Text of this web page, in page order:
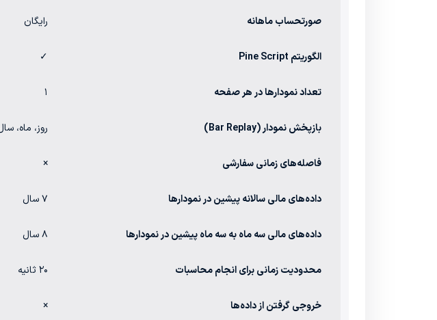
صورتحساب ماهانه رایگان
الگوریتم Pine Script ✓
تعداد نمودارها در هر صفحه ۱
بازپخش نمودار (Bar Replay) روز، ماه،
فاصله‌های زمانی سفارشی ×
داده‌های مالی سالانه پیشین در نمودارها ۷ سال
داده‌های مالی سه ماه به سه ماه پیشین در نمودارها ۸ سال
محدودیت زمانی برای انجام محاسبات ۲۰ ثانیه
خروجی گرفتن از داده‌ها ×